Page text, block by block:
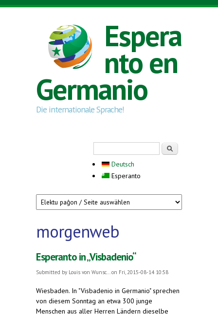
Skip to main content
Espera
nto en
Germanio
Die internationale Sprache!
Deutsch
Esperanto
morgenweb
Esperanto in „Visbadenio“
Submitted by Louis von Wunsc... on Fri, 2015-08-14 10:58
Wiesbaden. In "Visbadenio in Germanio" sprechen
von diesem Sonntag an etwa 300 junge
Menschen aus aller Herren Ländern dieselbe